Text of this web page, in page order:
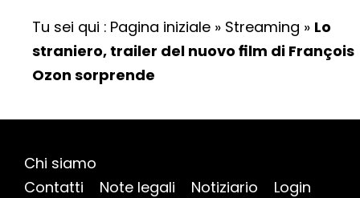
Tu sei qui : Pagina iniziale » Streaming » Lo
straniero, trailer del nuovo film di François
Ozon sorprende
Chi siamo
Contatti
Note legali Notiziario Login